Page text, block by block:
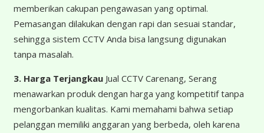
memberikan cakupan pengawasan yang optimal.
Pemasangan dilakukan dengan rapi dan sesuai standar,
sehingga sistem CCTV Anda bisa langsung digunakan
tanpa masalah.
3. Harga TerjangkauJual CCTV Carenang, Serang
menawarkan produk dengan harga yang kompetitif tanpa
mengorbankan kualitas. Kami memahami bahwa setiap
pelanggan memiliki anggaran yang berbeda, oleh karena